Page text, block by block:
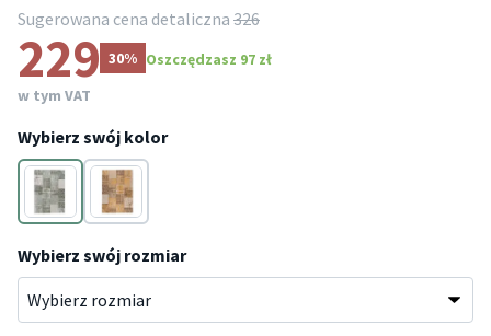
Sugerowana cena detaliczna 326
229 30% Oszczędzasz 97 zł
w tym VAT
Wybierz swój kolor
Zielony Żółty
Wybierz swój rozmiar